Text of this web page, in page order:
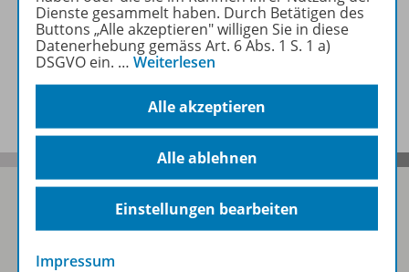
Video
Benachrichtigungs-Service
Dienste gesammelt haben. Durch Betätigen des
Buttons „Alle akzeptieren" willigen Sie in diese
Datenerhebung gemäss Art. 6 Abs. 1 S. 1 a)
DSGVO ein. … Weiterlesen
Alle akzeptieren
Alle ablehnen
Einstellungen bearbeiten
Impressum